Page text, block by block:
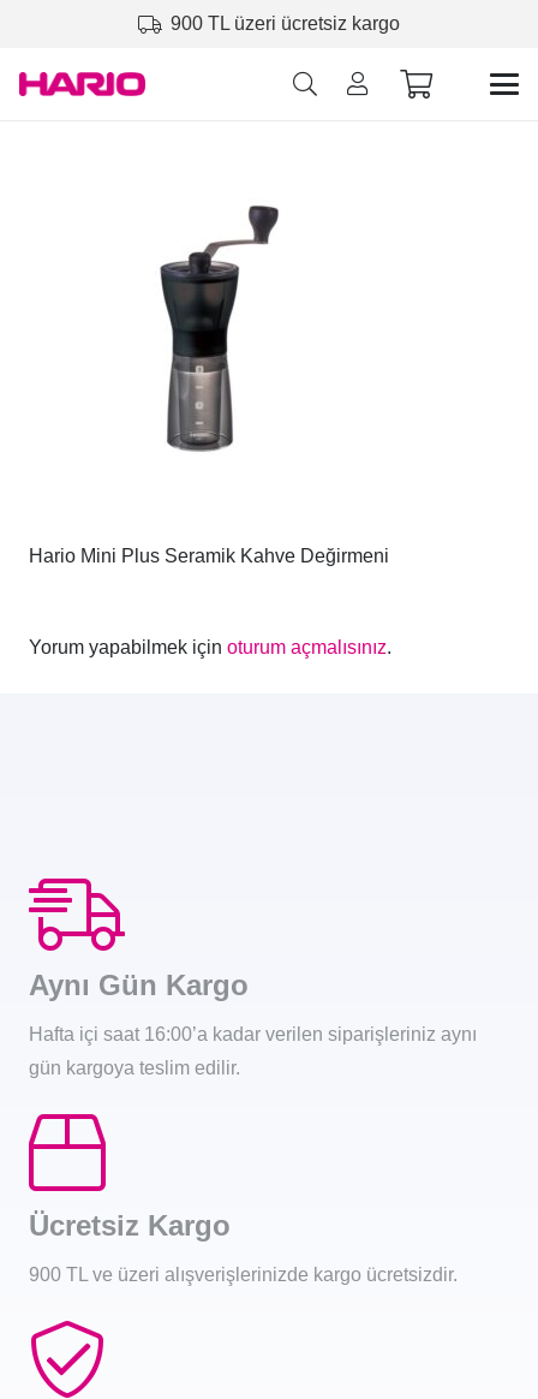
900 TL üzeri ücretsiz kargo
Hario Mini Plus Seramik Kahve Değirmeni
Yorum yapabilmek için oturum açmalısınız.
Aynı Gün Kargo
Hafta içi saat 16:00’a kadar verilen siparişleriniz aynı
gün kargoya teslim edilir.
Ücretsiz Kargo
900 TL ve üzeri alışverişlerinizde kargo ücretsizdir.